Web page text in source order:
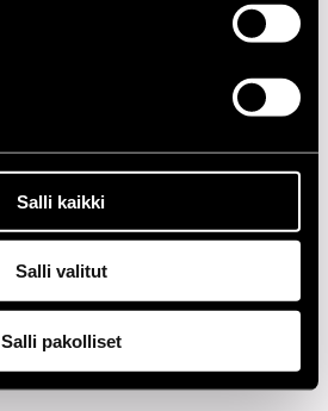
Salli kaikki
Salli valitut
Salli pakolliset